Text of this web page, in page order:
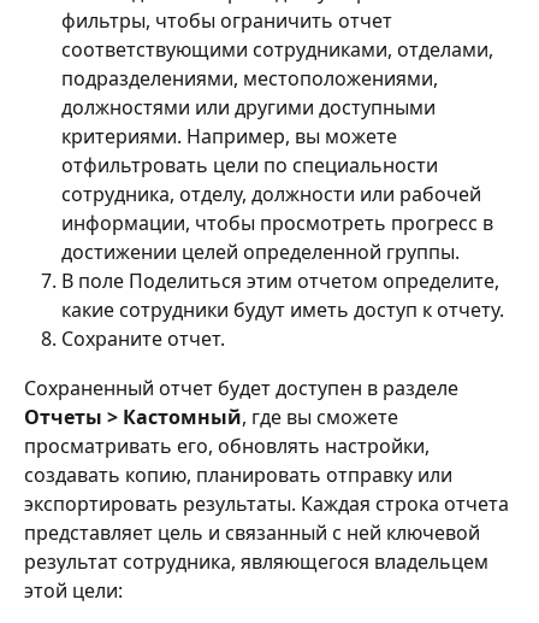
фильтры, чтобы ограничить отчет
соответствующими сотрудниками, отделами,
подразделениями, местоположениями,
должностями или другими доступными
критериями. Например, вы можете
отфильтровать цели по специальности
сотрудника, отделу, должности или рабочей
информации, чтобы просмотреть прогресс в
достижении целей определенной группы.
В поле Поделиться этим отчетом определите,
какие сотрудники будут иметь доступ к отчету.
Сохраните отчет.
Сохраненный отчет будет доступен в разделе
Отчеты > Кастомный, где вы сможете
просматривать его, обновлять настройки,
создавать копию, планировать отправку или
экспортировать результаты. Каждая строка отчета
представляет цель и связанный с ней ключевой
результат сотрудника, являющегося владельцем
этой цели: